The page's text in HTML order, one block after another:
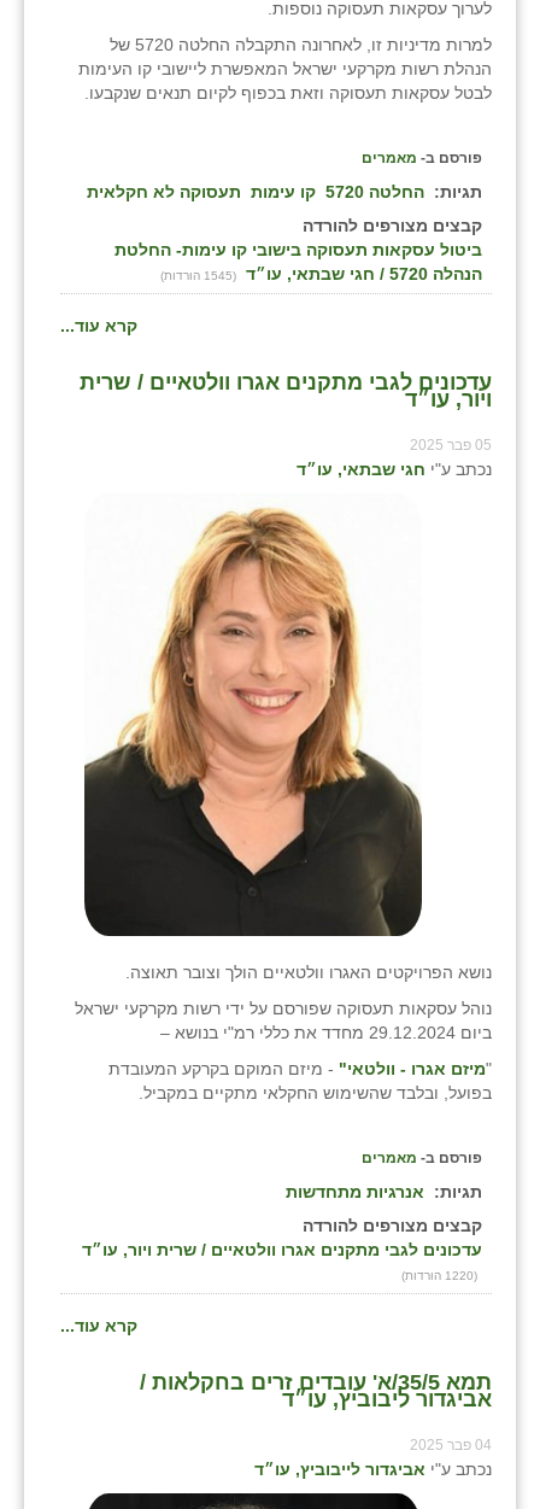
לערוך עסקאות תעסוקה נוספות.
למרות מדיניות זו, לאחרונה התקבלה החלטה 5720 של
הנהלת רשות מקרקעי ישראל המאפשרת ליישובי קו העימות
לבטל עסקאות תעסוקה וזאת בכפוף לקיום תנאים שנקבעו.
פורסם ב- מאמרים
תגיות: החלטה 5720 קו עימות תעסוקה לא חקלאית
קבצים מצורפים להורדה
ביטול עסקאות תעסוקה בישובי קו עימות- החלטת
הנהלה 5720 / חגי שבתאי, עו״ד
(1545 הורדות)
קרא עוד...
עדכונים לגבי מתקנים אגרו וולטאיים / שרית
ויור, עו״ד
05 פבר 2025
נכתב ע"י חגי שבתאי, עו״ד
נושא הפרויקטים האגרו וולטאיים הולך וצובר תאוצה.
נוהל עסקאות תעסוקה שפורסם על ידי רשות מקרקעי ישראל
ביום 29.12.2024 מחדד את כללי רמ"י בנושא –
"מיזם אגרו - וולטאי" - מיזם המוקם בקרקע המעובדת
בפועל, ובלבד שהשימוש החקלאי מתקיים במקביל.
פורסם ב- מאמרים
תגיות:
אנרגיות מתחדשות
קבצים מצורפים להורדה
עדכונים לגבי מתקנים אגרו וולטאיים / שרית ויור, עו״ד
(1220 הורדות)
קרא עוד...
תמא 35/5/א' עובדים זרים בחקלאות /
אביגדור ליבוביץ, עו״ד
04 פבר 2025
נכתב ע"י אביגדור לייבוביץ, עו״ד